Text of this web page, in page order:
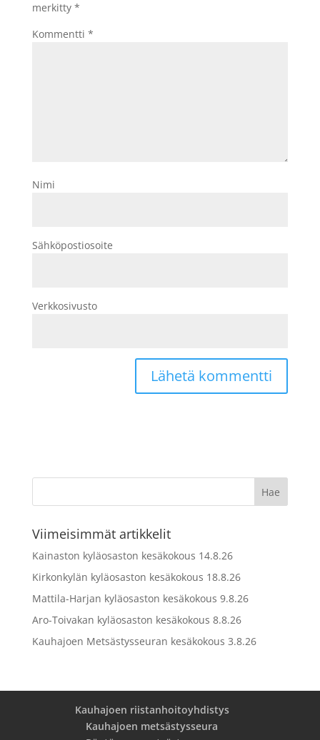
merkitty *
Kommentti *
Nimi
Sähköpostiosoite
Verkkosivusto
Viimeisimmät artikkelit
Kainaston kyläosaston kesäkokous 14.8.26
Kirkonkylän kyläosaston kesäkokous 18.8.26
Mattila-Harjan kyläosaston kesäkokous 9.8.26
Aro-Toivakan kyläosaston kesäkokous 8.8.26
Kauhajoen Metsästysseuran kesäkokous 3.8.26
Kauhajoen riistanhoitoyhdistys
Kauhajoen metsästysseura